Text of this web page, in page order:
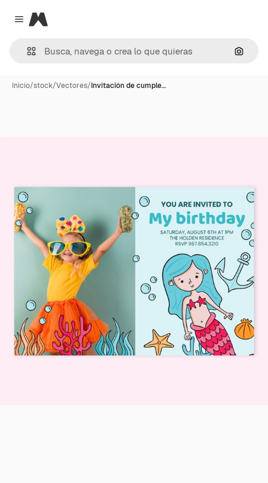
Close menu
Magnific
Inicio/stock/Vectores/Invitación de cumple…